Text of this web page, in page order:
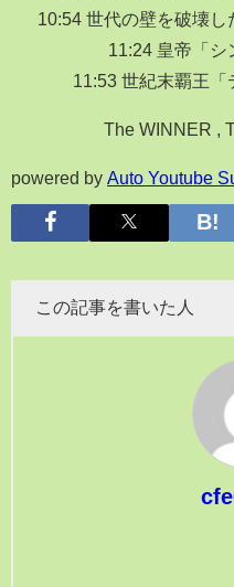
10:54 世代の壁を破壊し
11:24 皇帝「
11:53 世紀末覇王
The WINNER ,
powered by Auto Youtube
この記事を書いた人